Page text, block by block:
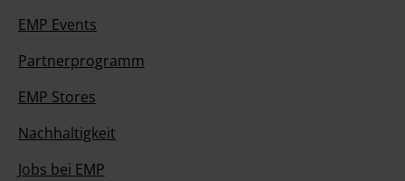
EMP Events
Partnerprogramm
EMP Stores
Nachhaltigkeit
Jobs bei EMP